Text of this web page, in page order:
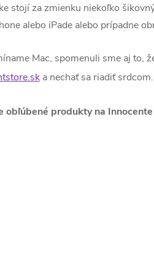
stojí za zmienku niekoľko
alebo iPade alebo prípadne
Mac, spomenuli sme aj to,
a nechať sa riadiť
obľúbené produkty na